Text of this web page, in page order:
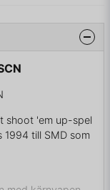
shoot 'em up-spel
1994 till SMD som